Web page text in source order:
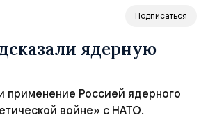
время, чего не хватает, на
Подписаться
ядерную
применение Россией ядерного
войне» с НАТО.